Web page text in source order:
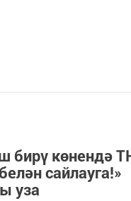
бирү көнендә
сайлауга!»
уза